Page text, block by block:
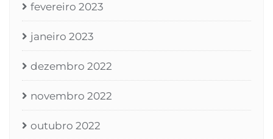
fevereiro 2023
janeiro 2023
dezembro 2022
novembro 2022
outubro 2022